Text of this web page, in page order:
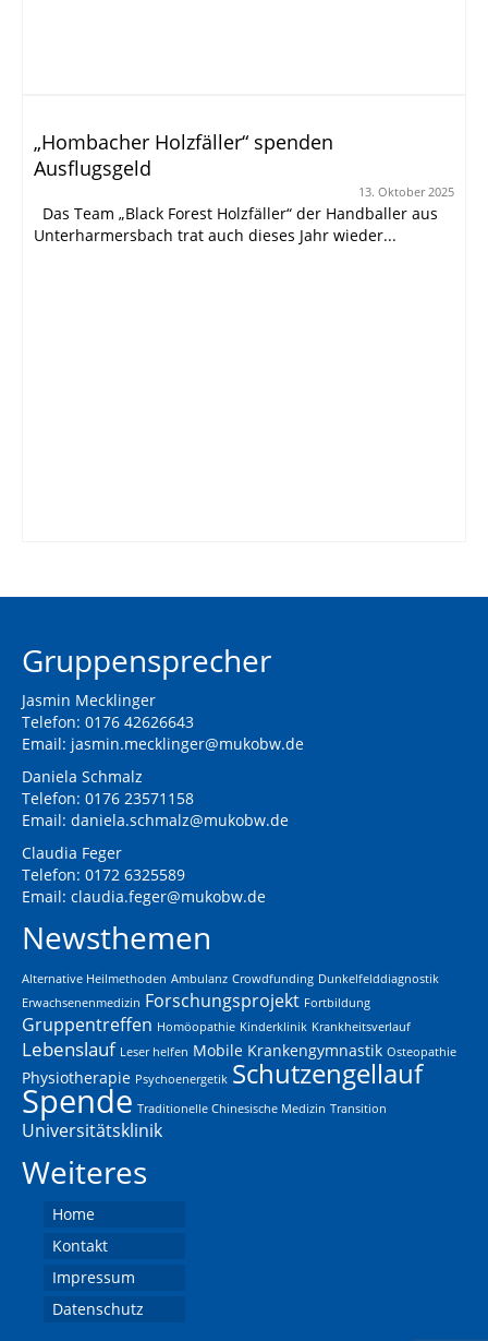
„Hombacher Holzfäller“ spenden
Ausflugsgeld
13. Oktober 2025
Das Team „Black Forest Holzfäller“ der Handballer aus
Unterharmersbach trat auch dieses Jahr wieder...
Gruppensprecher
Jasmin Mecklinger
Telefon: 0176 42626643
Email: jasmin.mecklinger@mukobw.de
Daniela Schmalz
Telefon: 0176 23571158
Email: daniela.schmalz@mukobw.de
Claudia Feger
Telefon: 0172 6325589
Email: claudia.feger@mukobw.de
Newsthemen
Alternative Heilmethoden Ambulanz Crowdfunding Dunkelfelddiagnostik
Erwachsenenmedizin Forschungsprojekt Fortbildung
Gruppentreffen Homöopathie Kinderklinik Krankheitsverlauf
Lebenslauf Leser helfen Mobile Krankengymnastik Osteopathie
Physiotherapie Psychoenergetik Schutzengellauf
Spende Traditionelle Chinesische Medizin Transition
Universitätsklinik
Weiteres
Home
Kontakt
Impressum
Datenschutz